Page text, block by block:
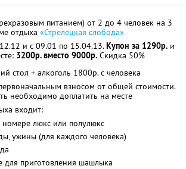
питанием) от 2 до 4 человек на 3
отдыха «Стрелецкая слобода»
и с 09.01 по 15.04.13.Купон за 1290р. и
3200р. вместо 9000р. Скидка 50%
стол + алкоголь 1800р. с человека
взносом от общей стоимости.
необходимо доплатить на месте
входит:
люкс или полулюкс
ужины (для каждого человека)
для приготовления шашлыка